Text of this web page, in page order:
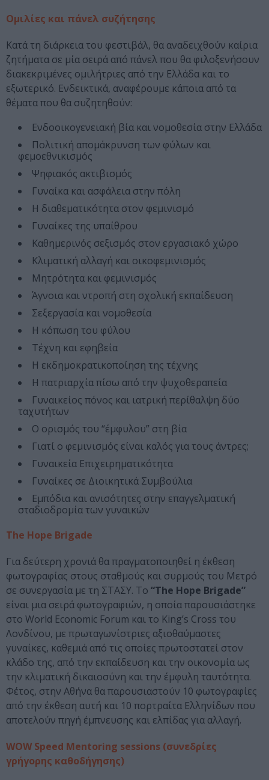
Ομιλίες και πάνελ συζήτησης
Κατά τη διάρκεια του φεστιβάλ, θα αναδειχθούν καίρια
ζητήματα σε μία σειρά από πάνελ που θα φιλοξενήσουν
διακεκριμένες ομιλήτριες από την Ελλάδα και το
εξωτερικό. Ενδεικτικά, αναφέρουμε κάποια από τα
θέματα που θα συζητηθούν:
Ενδοοικογενειακή βία και νομοθεσία στην Ελλάδα
Πολιτική απομάκρυνση των φύλων και
φεμοεθνικισμός
Ψηφιακός ακτιβισμός
Γυναίκα και ασφάλεια στην πόλη
Η διαθεματικότητα στον φεμινισμό
Γυναίκες της υπαίθρου
Καθημερινός σεξισμός στον εργασιακό χώρο
Κλιματική αλλαγή και οικοφεμινισμός
Μητρότητα και φεμινισμός
Άγνοια και ντροπή στη σχολική εκπαίδευση
Σεξεργασία και νομοθεσία
Η κόπωση του φύλου
Τέχνη και εφηβεία
Η εκδημοκρατικοποίηση της τέχνης
Η πατριαρχία πίσω από την ψυχοθεραπεία
Γυναικείος πόνος και ιατρική περίθαλψη δύο
ταχυτήτων
Ο ορισμός του “έμφυλου” στη βία
Γιατί ο φεμινισμός είναι καλός για τους άντρες;
Γυναικεία Επιχειρηματικότητα
Γυναίκες σε Διοικητικά Συμβούλια
Εμπόδια και ανισότητες στην επαγγελματική
σταδιοδρομία των γυναικών
The Hope Brigade
Για δεύτερη χρονιά θα πραγματοποιηθεί η έκθεση
φωτογραφίας στους σταθμούς και συρμούς του Μετρό
σε συνεργασία με τη ΣΤΑΣΥ. Το “The Hope Brigade”
είναι μια σειρά φωτογραφιών, η οποία παρουσιάστηκε
στο World Economic Forum και το King’s Cross του
Λονδίνου, με πρωταγωνίστριες αξιοθαύμαστες
γυναίκες, καθεμιά από τις οποίες πρωτοστατεί στον
κλάδο της, από την εκπαίδευση και την οικονομία ως
την κλιματική δικαιοσύνη και την έμφυλη ταυτότητα.
Φέτος, στην Αθήνα θα παρουσιαστούν 10 φωτογραφίες
από την έκθεση αυτή και 10 πορτραίτα Ελληνίδων που
αποτελούν πηγή έμπνευσης και ελπίδας για αλλαγή.
WOW Speed Mentoring sessions (συνεδρίες
γρήγορης καθοδήγησης)